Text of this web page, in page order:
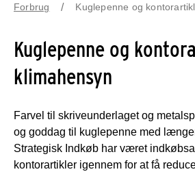
Forbrug
Kuglepenne og
Kuglepenne og
klimahensyn
Farvel til skriveunderlaget og
og goddag til kuglepenne med
Strategisk Indkøb har været
kontorartikler igennem for at få